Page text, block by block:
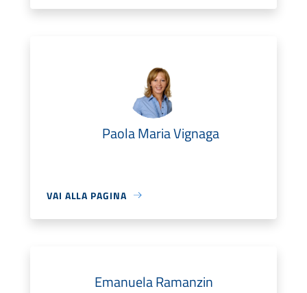
Paola Maria Vignaga
VAI ALLA PAGINA
Emanuela Ramanzin